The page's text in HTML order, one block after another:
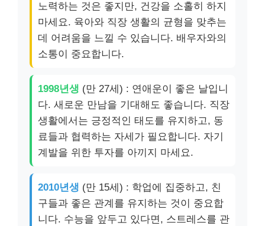
노력하는 것은 좋지만, 건강을 소홀히 하지
마세요. 육아와 직장 생활의 균형을 맞추는
데 어려움을 느낄 수 있습니다. 배우자와의
소통이 중요합니다.
1998년생 (만 27세) : 연애운이 좋은 날입니
다. 새로운 만남을 기대해도 좋습니다. 직장
생활에서는 긍정적인 태도를 유지하고, 동
료들과 협력하는 자세가 필요합니다. 자기
계발을 위한 투자를 아끼지 마세요.
2010년생 (만 15세) : 학업에 집중하고, 친
구들과 좋은 관계를 유지하는 것이 중요합
니다. 수능을 앞두고 있다면, 스트레스를 관